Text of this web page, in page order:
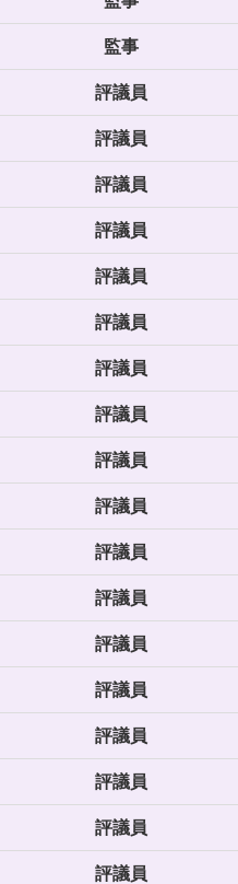
監事
評議員
評議員
評議員
評議員
評議員
評議員
評議員
評議員
評議員
評議員
評議員
評議員
評議員
評議員
評議員
評議員
評議員
評議員